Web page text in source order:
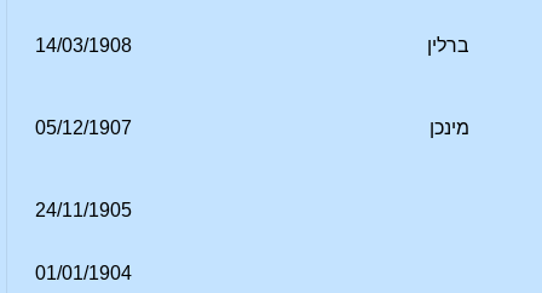
ברלין 14/03/1908
מינכן 05/12/1907
24/11/1905
01/01/1904